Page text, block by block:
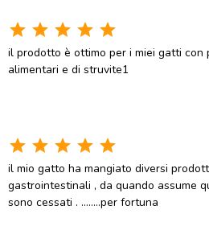
star star star star star
il prodotto è ottimo per i miei gatti con
alimentari e di struvite1
star star star star star
il mio gatto ha mangiato diversi
gastrointestinali , da quando assume
sono cessati . ........per fortuna